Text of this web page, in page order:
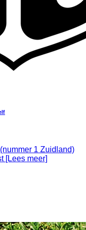
1 Zuidland)
[Lees meer]